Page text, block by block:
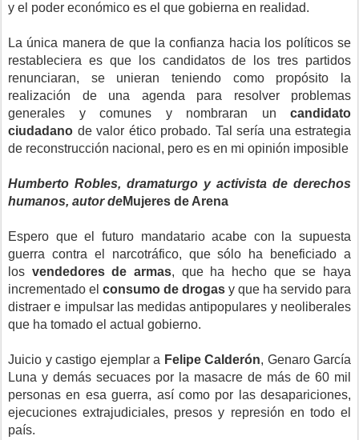
y el poder económico es el que gobierna en realidad.
La única manera de que la confianza hacia los políticos se
restableciera es que los candidatos de los tres partidos
renunciaran, se unieran teniendo como propósito la
realización de una agenda para resolver problemas
generales y comunes y nombraran un candidato
ciudadano de valor ético probado. Tal sería una estrategia
de reconstrucción nacional, pero es en mi opinión imposible
Humberto Robles, dramaturgo y activista de derechos
humanos, autor deMujeres de Arena
Espero que el futuro mandatario acabe con la supuesta
guerra contra el narcotráfico, que sólo ha beneficiado a
los vendedores de armas, que ha hecho que se haya
incrementado el consumo de drogas y que ha servido para
distraer e impulsar las medidas antipopulares y neoliberales
que ha tomado el actual gobierno.
Juicio y castigo ejemplar a Felipe Calderón, Genaro García
Luna y demás secuaces por la masacre de más de 60 mil
personas en esa guerra, así como por las desapariciones,
ejecuciones extrajudiciales, presos y represión en todo el
país.